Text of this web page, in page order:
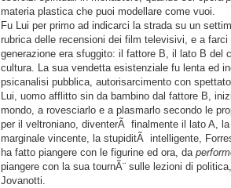
materia plastica che puoi modellare come vuoi.
Fu Lui per primo ad indicarci la strada su un
rubrica delle recensioni dei film televisivi, e a farci
generazione era sfuggito: il fattore B, il lato B del
cultura. La sua vendetta esistenziale fu lenta ed
psicanalisi pubblica, autorisarcimento con
Lui, uomo afflitto sin da bambino dal fattore B,
mondo, a rovesciarlo e a plasmarlo secondo le
per il veltroniano, diventerÃ finalmente il lato A,
marginale vincente, la stupiditÃ intelligente,
ha fatto piangere con le figurine ed ora, da
piangere con la sua tournÃ¨ sulle lezioni di
Jovanotti.